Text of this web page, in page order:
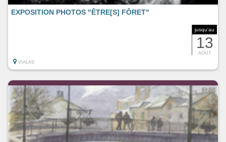
jusqu'au
13
AOUT
EXPOSITION PHOTOS "ÊTRE[S] FÔRET"
VIALAS